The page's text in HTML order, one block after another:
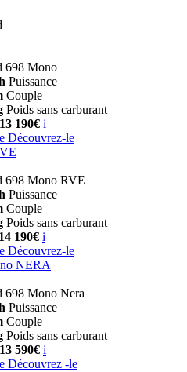
698 Mono
Puissance
Couple
Poids sans carburant
190€ i
Découvrez-le
698 Mono RVE
Puissance
Couple
Poids sans carburant
190€ i
Découvrez-le
NERA
698 Mono Nera
Puissance
Couple
Poids sans carburant
590€ i
Découvrez -le